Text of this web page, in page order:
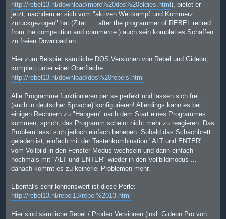
http://rebel13.nl/download/more%20dos%20oldies.html ), bietet er
jetzt, nachdem er sich vom "aktiven Wettkampf und Kommerz
zurückgezogen" hat (Zitat: ... after the programmer of REBEL retired
from the competition and commerce.) auch sein komplettes Schaffen
zu freien Download an.
Hier zum Beispiel sämtliche DOS Versionen von Rebel und Gideon,
komplett unter einer Oberfläche:
http://rebel13.nl/download/dos%20rebels.html
Alle Programme funktionieren per se perfekt und lassen sich frei
(auch in deutscher Sprache) konfigurieren! Allerdings kann es bei
einigen Rechnern zu "Hängern" nach dem Start eines Programmes
kommen, sprich, das Programm scheint nicht mehr zu reagieren. Das
Problem lässt sich jedoch einfach beheben: Sobald das Schachbrett
geladen ist, einfach mit der Tastenkombination "ALT und ENTER"
vom Vollbild in den Fenster Modus wechseln und dann einfach
nochmals mit "ALT und ENTER" wieder in den Vollbildmodus ...
danach kommt es zu keinerlei Problemen mehr.
Ebenfalls sehr lohnenswert ist diese Perle:
http://rebel13.nl/rebel13/rebel%2013.html
Hier sind sämtliche Rebel / Prodeo Versionen (inkl. Gideon Pro von